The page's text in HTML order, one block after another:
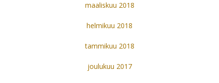
maaliskuu 2018
helmikuu 2018
tammikuu 2018
joulukuu 2017